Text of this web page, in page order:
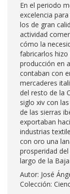
En el periodo
excelencia
los de gran
actividad
cómo la
fabricarlos
producción en
contaban con
mercaderes
del resto de la
siglo xiv con
de las sierras
exportaban
industrias
con oro una
prosperidad
largo de la
Autor: José
Colección: